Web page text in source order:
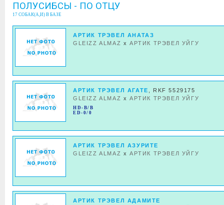
ПОЛУСИБСЫ - ПО ОТЦУ
17 СОБАК(А,И) В БАЗЕ
АРТИК ТРЭВЕЛ АНАТАЗ
GLEIZZ ALMAZ xАРТИК ТРЭВЕЛ УЙГУ
АРТИК ТРЭВЕЛ АГАТЕ
, RKF 5529175
GLEIZZ ALMAZ xАРТИК ТРЭВЕЛ УЙГУ
HD-B/B
ED-0/0
АРТИК ТРЭВЕЛ АЗУРИТЕ
GLEIZZ ALMAZ xАРТИК ТРЭВЕЛ УЙГУ
АРТИК ТРЭВЕЛ АДАМИТЕ